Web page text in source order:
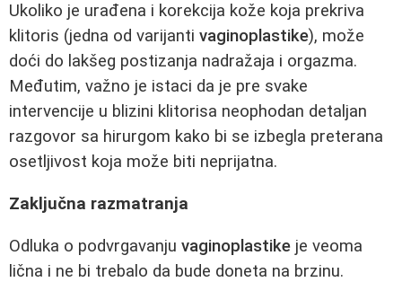
Ukoliko je urađena i korekcija kože koja prekriva
klitoris (jedna od varijanti vaginoplastike), može
doći do lakšeg postizanja nadražaja i orgazma.
Međutim, važno je istaci da je pre svake
intervencije u blizini klitorisa neophodan detaljan
razgovor sa hirurgom kako bi se izbegla preterana
osetljivost koja može biti neprijatna.
Zaključna razmatranja
Odluka o podvrgavanju vaginoplastike je veoma
lična i ne bi trebalo da bude doneta na brzinu.